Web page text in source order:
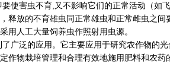
使害虫不育,又不影响它们的正常活动（如
释放的不育雄虫同正常雄虫和正常雌虫之
用人工大量饲养虫作照射用虫源。
泛的应用。它主要应用于研究农作物的光
作物栽培管理和合理有效地施用肥料和农药